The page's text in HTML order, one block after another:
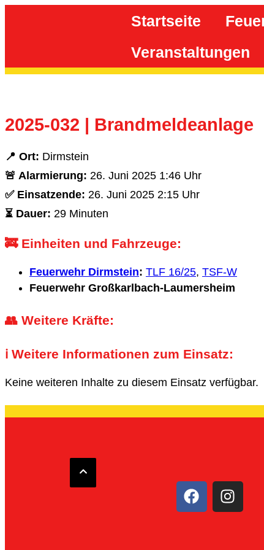
Inhalt
Startseite
Veranstaltungen
2025-032 | Brandmeldeanlage
📍 Ort: Dirmstein
🚨 Alarmierung: 26. Juni 2025 1:46 Uhr
✅ Einsatzende: 26. Juni 2025 2:15 Uhr
⏳ Dauer: 29 Minuten
🚒 Einheiten und Fahrzeuge:
Feuerwehr Dirmstein: TLF 16/25, TSF-W
Feuerwehr Großkarlbach-Laumersheim
👥 Weitere Kräfte:
ℹ️ Weitere Informationen zum Einsatz:
Keine weiteren Inhalte zu diesem Einsatz verfügbar.